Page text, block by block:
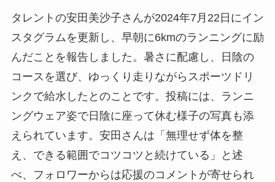
タレントの安田美沙子さんが2024年7月22日にイン
スタグラムを更新し、早朝に6kmのランニングに励
んだことを報告しました。暑さに配慮し、日陰の
コースを選び、ゆっくり走りながらスポーツドリ
ンクで給水したとのことです。投稿には、ランニ
ングウェア姿で日陰に座って休む様子の写真も添
えられています。安田さんは「無理せず体を整
え、できる範囲でコツコツと続けている」と述
べ、フォロワーからは応援のコメントが寄せられ